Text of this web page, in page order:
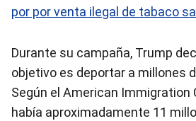
por por venta ilegal de tabaco
Durante su campaña, Trump
objetivo es deportar a millones
Según el American Immigration
había aproximadamente 11